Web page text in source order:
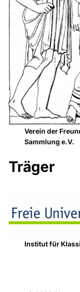
Verein der
Sammlung e.V.
Träger
Institut für